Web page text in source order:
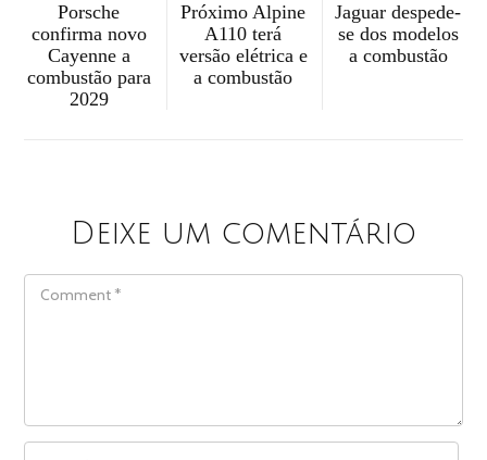
Porsche
confirma novo
Cayenne a
combustão para
2029
Próximo Alpine
A110 terá
versão elétrica e
a combustão
Jaguar despede-
se dos modelos
a combustão
Deixe um comentário